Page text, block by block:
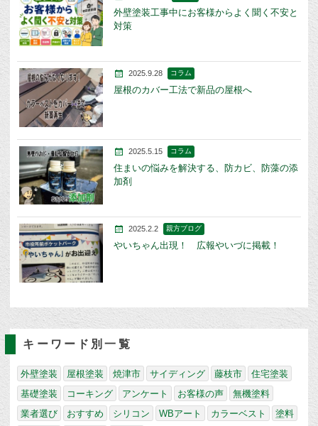
外壁塗装工事中にお客様からよく聞く不安と
対策
2025.9.28 コラム
屋根のカバー工法で新品の屋根へ
2025.5.15 コラム
住まいの悩みを解決する、防カビ、防藻の添
加剤
2025.2.2 親方ブログ
やいちゃん出現！ 広報やいづに掲載！
キーワード別一覧
外壁塗装 屋根塗装 焼津市 サイディング 藤枝市
住宅塗装
基礎塗装
コーキング アンケート お客様の声
無機塗料
業者選び
おすすめ シリコン WBアート カラーベスト 塗料